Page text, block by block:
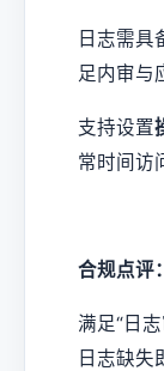
日志需具
足内审与
支持设置
常时间访
合规点评：
满足“日
日志缺失